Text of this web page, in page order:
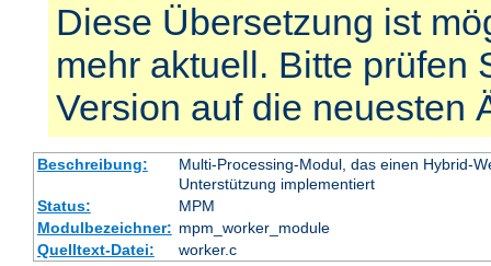
Diese Übersetzung ist
mehr aktuell. Bitte prüfen
Version auf die neuesten
Beschreibung:
Multi-Processing-Modul, das einen Hybrid-
Unterstützung implementiert
Status:
MPM
Modulbezeichner: mpm_worker_module
Quelltext-Datei:
worker.c